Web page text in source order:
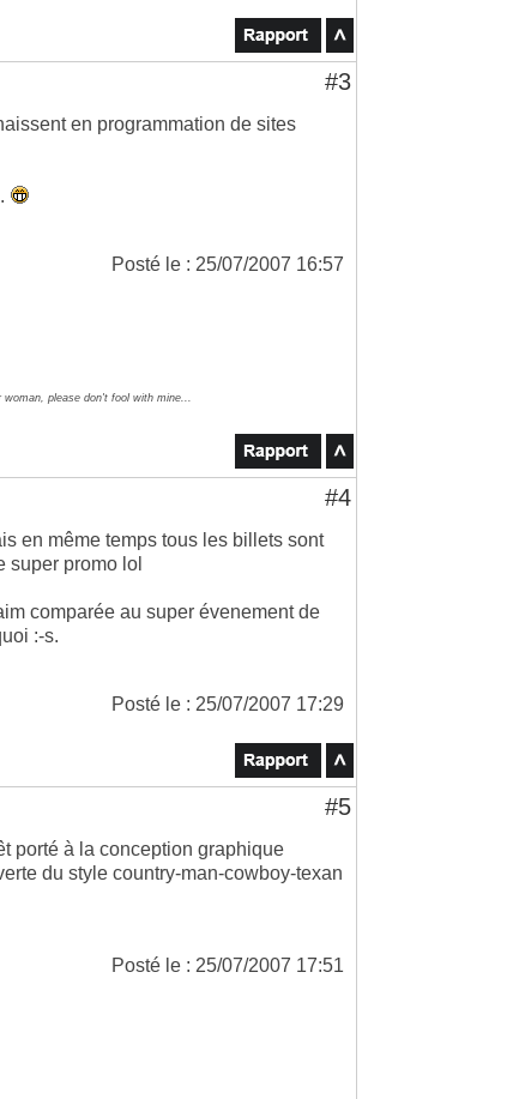
#3
en programmation de sites
Posté le : 25/07/2007 16:57
please don't fool with mine...
#4
en même temps tous les billets sont
super promo lol
comparée au super évenement de
:-s.
Posté le : 25/07/2007 17:29
#5
porté à la conception graphique
du style country-man-cowboy-texan
Posté le : 25/07/2007 17:51